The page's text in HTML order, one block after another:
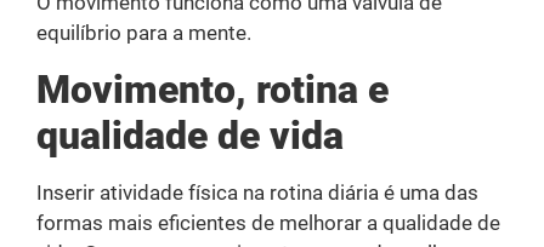
equilíbrio para a mente.
Movimento, rotina e
qualidade de vida
Inserir atividade física na rotina diária é uma das
formas mais eficientes de melhorar a qualidade de